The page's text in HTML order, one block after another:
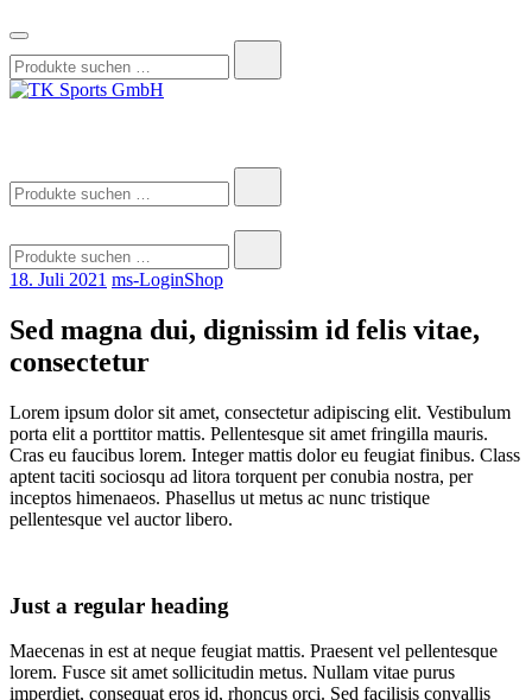
nach:
nach:
nach:
18. Juli 2021 ms-LoginShop
Sed magna dui, dignissim id felis vitae,
consectetur
Lorem ipsum dolor sit amet, consectetur adipiscing elit. Vestibulum
porta elit a porttitor mattis. Pellentesque sit amet fringilla mauris.
Cras eu faucibus lorem. Integer mattis dolor eu feugiat finibus. Class
aptent taciti sociosqu ad litora torquent per conubia nostra, per
inceptos himenaeos. Phasellus ut metus ac nunc tristique
pellentesque vel auctor libero.
Just a regular heading
Maecenas in est at neque feugiat mattis. Praesent vel pellentesque
lorem. Fusce sit amet sollicitudin metus. Nullam vitae purus
imperdiet, consequat eros id, rhoncus orci. Sed facilisis convallis